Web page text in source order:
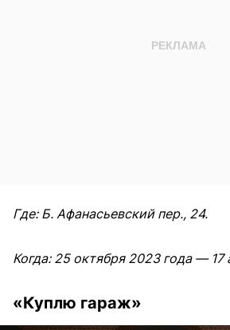
Где: Б. Афанасьевский пер., 24.
Когда: 25 октября 2023 года — 17
«Куплю гараж»